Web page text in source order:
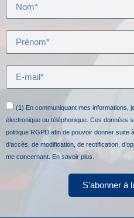
(1) En communiquant mes informations,
électronique ou téléphonique. Ces données
politique RGPD afin de pouvoir donner suite
d’accès, de modification, de rectification,
me concernant. En savoir plus.
S'abonner à